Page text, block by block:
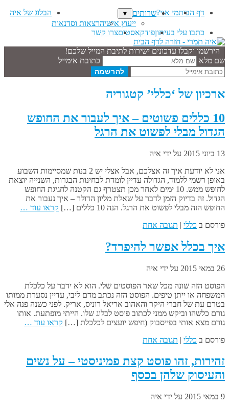
דף הביתמי אני?שרותים ▼
ייעוץ אישיהרצאות וסדנאות
הבלוג של איה
כתבו עלי בעיתוןפודקאסטיםצרו קשר
הירשמו וקבלו עדכונים ישירות לתיבת המייל שלכם!
שם מלא
כתובת אימייל
ארכיון של ‘כללי’ קטגוריה
10 כללים פשוטים – איך לעבור את החופש
הגדול מבלי לפשוט את הרגל
13 ביוני 2015 על ידי איה
אני לא יודעת איך זה אצלכם, אבל אצלי יש 2 בנות שמסיימות השבוע
באופן רשמי ללמוד, הגדולה עדיין לומדת לבחינות הבגרות, השנייה יוצאת
לחופש ממש. 10 ימים לאחר מכן תצטרף גם הקטנה לחגיגת החופש
הגדול. זה בדיוק הזמן לדבר על שאלת מליון הדולר – איך נעבור את
החופש הזה מבלי לפשוט את הרגל. הנה 10 כללים […]
קראו עוד …
פורסם ב כללי | תגובה אחת
איך בכלל אפשר להיפרד?
26 במאי 2015 על ידי איה
הפוסט הזה שונה מכל שאר הפוסטים שלי. הוא לא ידבר על כלכלת
המשפחה או ייתן טיפים. הפוסט הזה נכתב מדם ליבי, עדיין נסערת ממותו
בטרם עת של חברי היקר והאהוב אריאל רוניס, אריק. לפני כשנה פנה אלי
גורם כלשהו וביקש ממני לכתוב פוסט לבלוג שלו. הייתי מופתעת. אותו
גורם מצא אותי בפייסבוק (חיפש יועצים לכלכלת […] קראו עוד …
פורסם ב כללי | תגובה אחת
זהירות, זהו פוסט קצת פמיניסטי – על נשים
והעיסוק שלהן בכסף
9 במאי 2015 על ידי איה